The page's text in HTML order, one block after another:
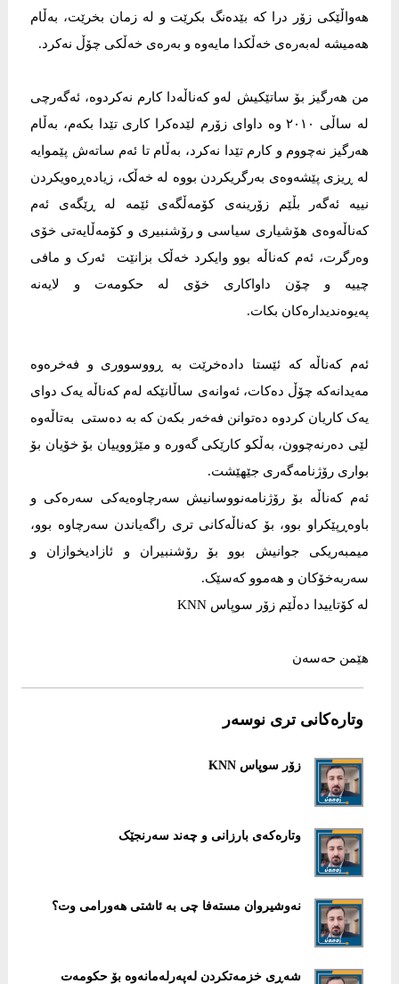
هەواڵێکی زۆر درا کە بێدەنگ بکرێت و لە زمان بخرێت، بەڵام
هەمیشە لەبەرەی خەڵکدا مایەوە و بەرەی خەڵکی چۆڵ نەکرد.
من هەرگیز بۆ ساتێکیش لەو کەناڵەدا کارم نەکردوە، ئەگەرچی
لە ساڵی ٢٠١٠ وە داوای زۆرم لێدەکرا کاری تێدا بکەم، بەڵام
هەرگیز نەچووم و کارم تێدا نەکرد، بەڵام تا ئەم ساتەش پێموایە
لە ڕیزی پێشەوەی بەرگریکردن بووە لە خەڵک، زیادەڕەویکردن
نییە ئەگەر بڵێم زۆرینەی کۆمەڵگەی ئێمە لە ڕێگەی ئەم
کەناڵەوەی هۆشیاری سیاسی و رۆشنبیری و کۆمەڵایەتی خۆی
وەرگرت، ئەم کەناڵە بوو وایکرد خەڵک بزانێت ئەرک و مافی
چییە و چۆن داواکاری خۆی لە حکومەت و لایەنە
پەیوەندیدارەکان بکات.
ئەم کەناڵە کە ئێستا دادەخرێت بە ڕووسووری و فەخرەوە
مەیدانەکە چۆڵ دەکات، ئەوانەی ساڵانێکە لەم کەناڵە یەک دوای
یەک کاریان کردوە دەتوانن فەخەر بکەن کە بە دەستی بەتاڵەوە
لێی دەرنەچوون، بەڵکو کارێکی گەورە و مێژووییان بۆ خۆیان بۆ
بواری رۆژنامەگەری جێهێشت.
ئەم کەناڵە بۆ رۆژنامەنووسانیش سەرچاوەیەکی سەرەکی و
باوەڕپێکراو بوو، بۆ کەناڵەکانی تری راگەیاندن سەرچاوە بوو،
میمبەریکی جوانیش بوو بۆ رۆشنبیران و ئازادیخوازان و
سەربەخۆکان و هەموو کەسێک.
لە کۆتاییدا دەڵێم زۆر سوپاس KNN
هێمن حەسەن
وتارەکانی تری نوسەر
زۆر سوپاس KNN
وتارەکەى بارزانى و چەند سەرنجێک
نەوشیروان مستەفا چی بە ئاشتى هەورامى وت؟
شەڕى خزمەتکردن لەپەرلەمانەوە بۆ حکومەت